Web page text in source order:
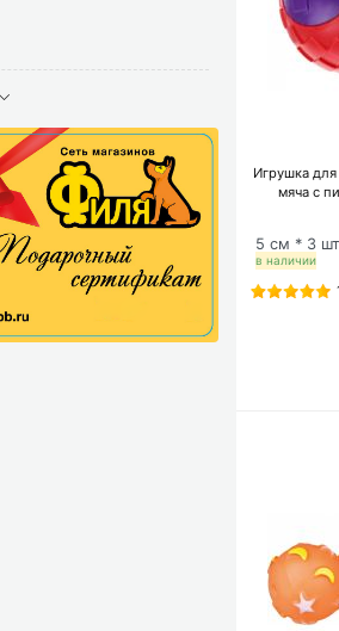
Игрушка для
мяча с
в наличии
5 см * 3 шт